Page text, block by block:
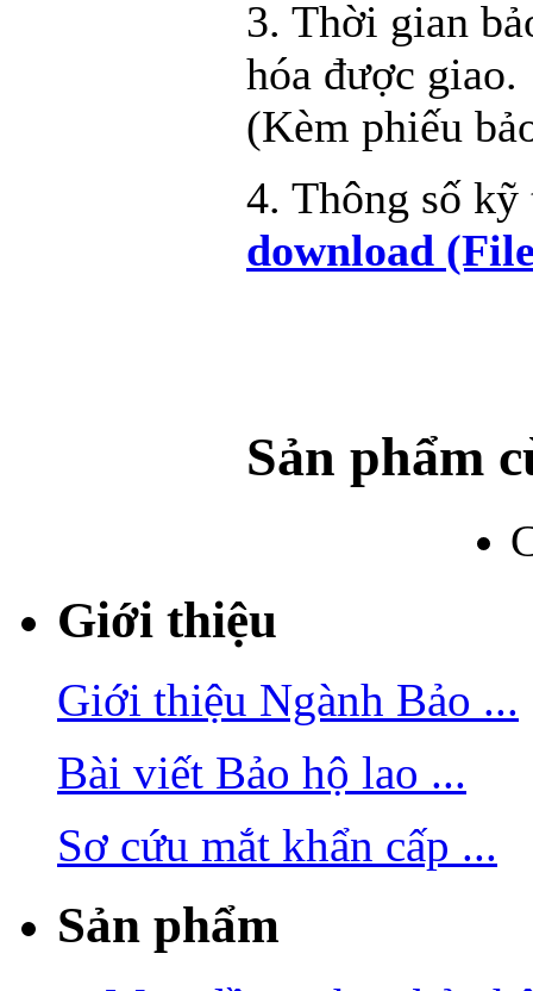
3. Thời gian
hóa được giao.
(Kèm phiếu
4. Thông số
download
Sản phẩm
Giới thiệu
Giới thiệu Ngành Bảo ...
Bài viết Bảo hộ lao ...
Sơ cứu mắt khẩn cấp ...
Sản phẩm